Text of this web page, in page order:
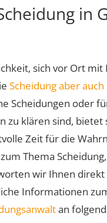
in
sich vor Ort
Scheidung aber
Scheidungen oder
klären sind, bietet
Zeit für die
Thema
wir Ihnen
Informationen
an